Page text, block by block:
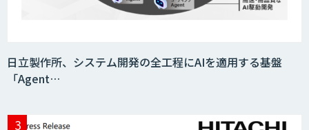
日立製作所、システム開発の全工程にAIを適用する基盤
「Agent…